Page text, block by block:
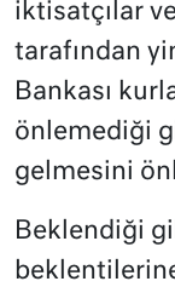
iktisatçılar
tarafından
Bankası
önlemediği
gelmesini
Beklendiği